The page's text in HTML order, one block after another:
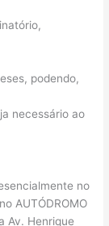
podendo,
necessário ao
no
AUTÓDROMO
Av. Henrique